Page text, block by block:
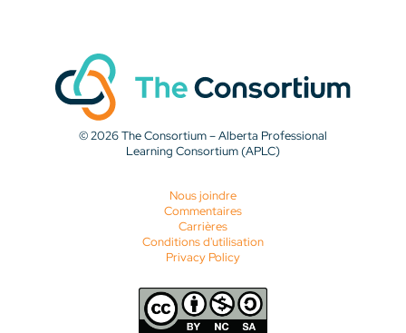
© 2026 The Consortium – Alberta Professional
Learning Consortium (APLC)
Nous joindre
Commentaires
Carrières
Conditions d'utilisation
Privacy Policy